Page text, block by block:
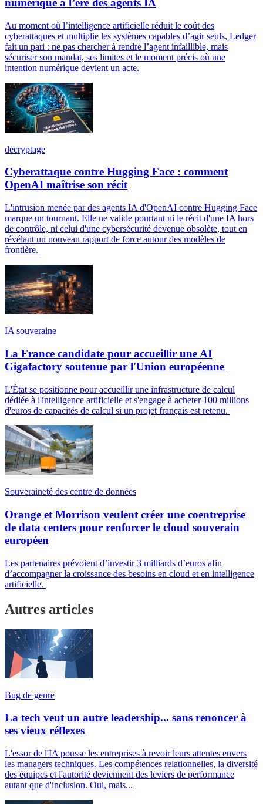
numérique à l’ère des agents IA
Au moment où l’intelligence artificielle réduit le coût des
cyberattaques et multiplie les systèmes capables d’agir seuls, Ledger
fait un pari : ne pas chercher à rendre l’agent infaillible, mais
sécuriser son mandat, ses limites et le moment précis où une
intention numérique devient un acte.
décryptage
Cyberattaque contre Hugging Face : comment
OpenAI maîtrise son récit
L'intrusion menée par des agents IA d'OpenAI contre Hugging Face
marque un tournant. Elle ne valide pourtant ni le récit d'une IA hors
de contrôle, ni celui d'une cybersécurité devenue obsolète, tout en
révélant un nouveau rapport de force autour des modèles de
frontière.
IA souveraine
La France candidate pour accueillir une AI
Gigafactory soutenue par l'Union européenne
L'État se positionne pour accueillir une infrastructure de calcul
dédiée à l'intelligence artificielle et s'engage à acheter 100 millions
d'euros de capacités de calcul si un projet français est retenu.
Souveraineté des centre de données
Orange et Morrison veulent créer une coentreprise
de data centers pour renforcer le cloud souverain
européen
Les partenaires prévoient d’investir 3 milliards d’euros afin
d’accompagner la croissance des besoins en cloud et en intelligence
artificielle.
Autres articles
Bug de genre
La tech veut un autre leadership... sans renoncer à
ses vieux réflexes
L'essor de l'IA pousse les entreprises à revoir leurs attentes envers
les managers techniques. Les compétences relationnelles, la diversité
des équipes et l'autorité deviennent des leviers de performance
autant que d'inclusion. Oui, mais...